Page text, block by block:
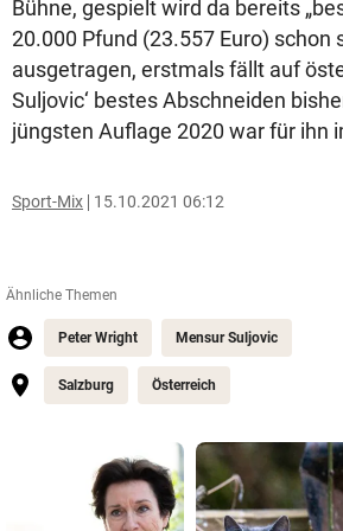
Bühne, gespielt wird da bereits
20.000 Pfund (23.557 Euro) schon
ausgetragen, erstmals fällt auf
Suljovic‘ bestes Abschneiden
jüngsten Auflage 2020 war für ihn
Sport-Mix 15.10.2021 06:12
Ähnliche Themen
Peter Wright Mensur Suljovic
Salzburg Österreich